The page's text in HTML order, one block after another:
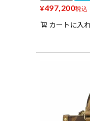
¥497,200税込
カートに入